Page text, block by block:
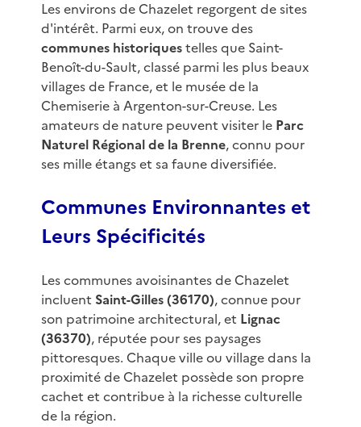
Les environs de Chazelet regorgent de sites
d'intérêt. Parmi eux, on trouve des
communes historiquestelles que Saint-
Benoît-du-Sault, classé parmi les plus beaux
villages de France, et le musée de la
Chemiserie à Argenton-sur-Creuse. Les
amateurs de nature peuvent visiter le Parc
Naturel Régional de la Brenne, connu pour
ses mille étangs et sa faune diversifiée.
Communes Environnantes et
Leurs Spécificités
Les communes avoisinantes de Chazelet
incluent Saint-Gilles (36170), connue pour
son patrimoine architectural, et Lignac
(36370), réputée pour ses paysages
pittoresques. Chaque ville ou village dans la
proximité de Chazelet possède son propre
cachet et contribue à la richesse culturelle
de la région.